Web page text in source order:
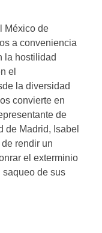
México de
a conveniencia
la hostilidad
el
la diversidad
convierte en
de
de Madrid, Isabel
rendir un
el exterminio
de sus